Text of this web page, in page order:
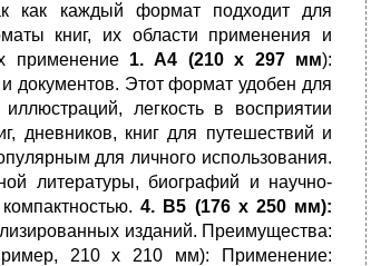
как каждый формат подходит для
книг, их области применения и
применение 1. A4 (210 x 297 мм):
документов. Этот формат удобен для
легкость в восприятии
дневников, книг для путешествий и
для личного использования.
литературы, биографий и научно-
4. B5 (176 x 250 мм):
изданий. Преимущества:
210 x 210 мм): Применение: